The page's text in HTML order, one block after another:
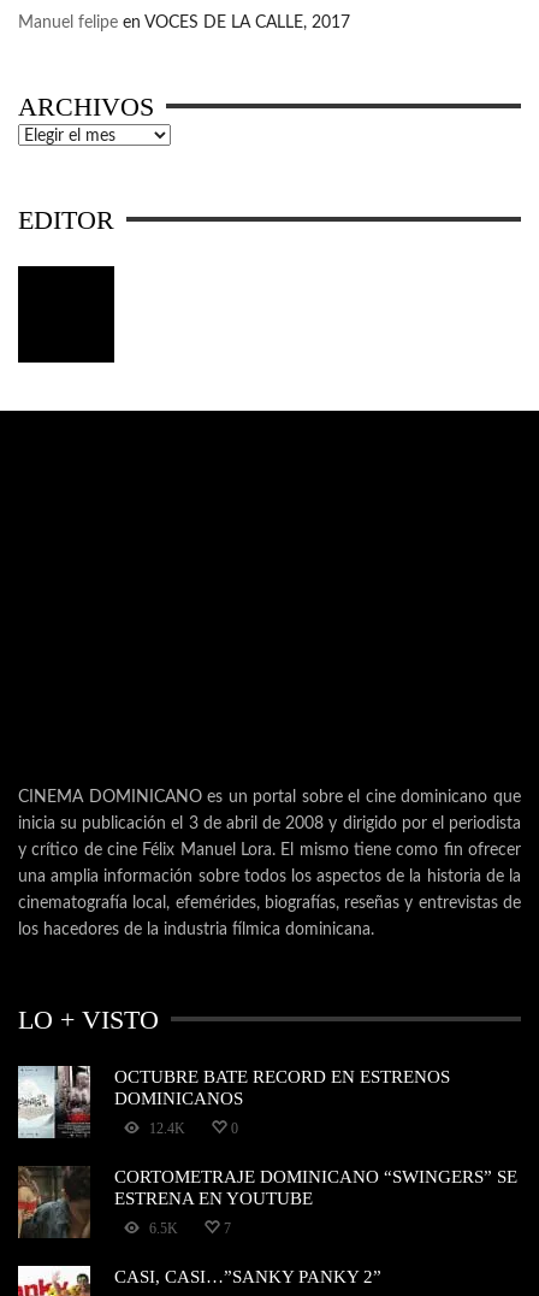
Manuel felipe en VOCES DE LA CALLE, 2017
ARCHIVOS
Archivos
EDITOR
CINEMA DOMINICANO es un portal sobre el cine dominicano que
inicia su publicación el 3 de abril de 2008 y dirigido por el periodista
y crítico de cine Félix Manuel Lora. El mismo tiene como fin ofrecer
una amplia información sobre todos los aspectos de la historia de la
cinematografía local, efemérides, biografías, reseñas y entrevistas de
los hacedores de la industria fílmica dominicana.
LO + VISTO
OCTUBRE BATE RECORD EN ESTRENOS
DOMINICANOS
12.4K 0
CORTOMETRAJE DOMINICANO “SWINGERS” SE
ESTRENA EN YOUTUBE
6.5K 7
CASI, CASI…”SANKY PANKY 2”